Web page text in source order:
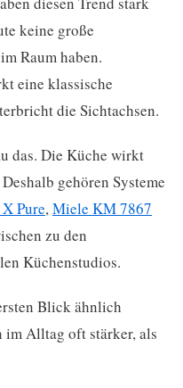
keine große
Raum haben.
eine klassische
die Sichtachsen.
das. Die Küche wirkt
gehören Systeme
Pure,Miele KM 7867
zu den
Küchenstudios.
Blick ähnlich
im Alltag oft stärker, als